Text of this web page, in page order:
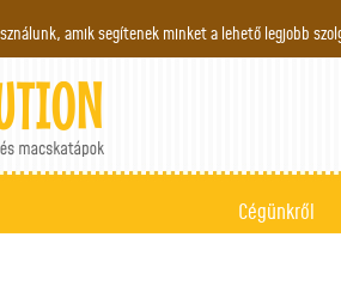
amik segítenek minket a lehető legjobb
Cégünkről